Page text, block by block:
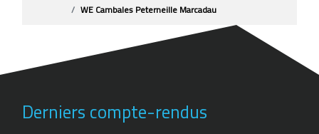
WE Cambales Peterneille Marcadau
Derniers compte-rendus